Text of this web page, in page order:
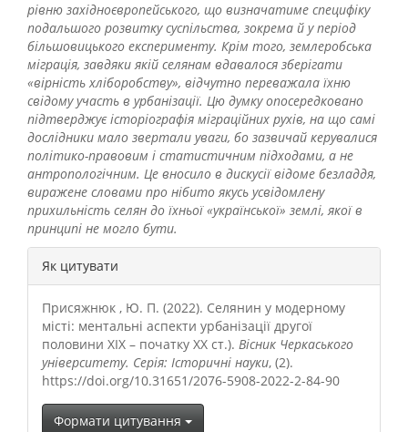
рівню західноєвропейського, що визначатиме специфіку
подальшого розвитку суспільства, зокрема й у період
більшовицького експерименту. Крім того, землеробська
міграція, завдяки якій селянам вдавалося зберігати
«вірність хліборобству», відчутно переважала їхню
свідому участь в урбанізації. Цю думку опосередковано
підтверджує історіографія міграційних рухів, на що самі
дослідники мало звертали уваги, бо зазвичай керувалися
політико-правовим і статистичним підходами, а не
антропологічним. Це вносило в дискусії відоме безладдя,
виражене словами про нібито якусь усвідомлену
прихильність селян до їхньої «української» землі, якої в
принципі не могло бути.
Як цитувати
Присяжнюк , Ю. П. (2022). Селянин у модерному
місті: ментальні аспекти урбанізації другої
половини ХІХ – початку ХХ ст.). Вісник Черкаського
університету. Серія: Історичні науки, (2).
https://doi.org/10.31651/2076-5908-2022-2-84-90
Формати цитування